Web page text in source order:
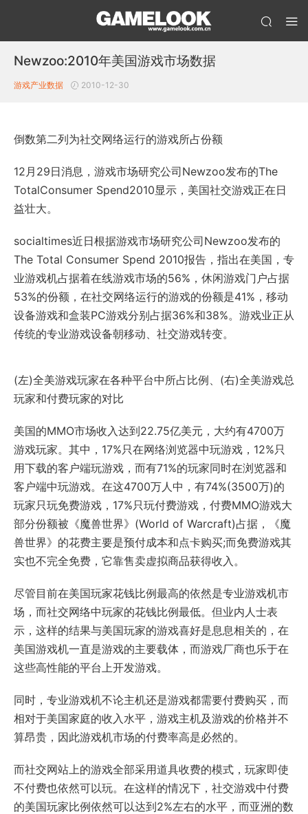
Newzoo:2010年美国游戏市场数据
游戏产业数据 2010-12-30
倒数第二列为社交网络运行的游戏所占份额
12月29日消息，游戏市场研究公司Newzoo发布的The
TotalConsumer Spend2010显示，美国社交游戏正在日
益壮大。
socialtimes近日根据游戏市场研究公司Newzoo发布的
The Total Consumer Spend 2010报告，指出在美国，专
业游戏机占据着在线游戏市场的56%，休闲游戏门户占据
53%的份额，在社交网络运行的游戏的份额是41%，移动
设备游戏和盒装PC游戏分别占据36%和38%。游戏业正从
传统的专业游戏设备朝移动、社交游戏转变。
(左)全美游戏玩家在各种平台中所占比例、(右)全美游戏总
玩家和付费玩家的对比
美国的MMO市场收入达到22.75亿美元，大约有4700万
游戏玩家。其中，17%只在网络浏览器中玩游戏，12%只
用下载的客户端玩游戏，而有71%的玩家同时在浏览器和
客户端中玩游戏。在这4700万人中，有74%(3500万)的
玩家只玩免费游戏，17%只玩付费游戏，付费MMO游戏大
部分份额被《魔兽世界》(World of Warcraft)占据，《魔
兽世界》的花费主要是预付成本和点卡购买;而免费游戏其
实也不完全免费，它靠售卖虚拟商品获得收入。
尽管目前在美国玩家花钱比例最高的依然是专业游戏机市
场，而社交网络中玩家的花钱比例最低。但业内人士表
示，这样的结果与美国玩家的游戏喜好是息息相关的，在
美国游戏机一直是游戏的主要载体，而游戏厂商也乐于在
这些高性能的平台上开发游戏。
同时，专业游戏机不论主机还是游戏都需要付费购买，而
相对于美国家庭的收入水平，游戏主机及游戏的价格并不
算昂贵，因此游戏机市场的付费率高是必然的。
而社交网站上的游戏全部采用道具收费的模式，玩家即使
不付费也依然可以玩。在这样的情况下，社交游戏中付费
的美国玩家比例依然可以达到2%左右的水平，而亚洲的数